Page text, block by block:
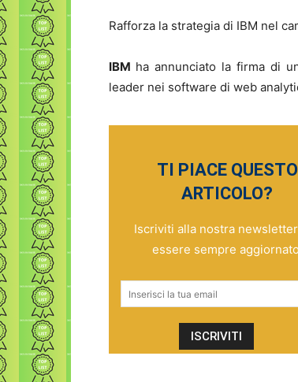
Rafforza la strategia di IBM nel
IBM ha annunciato la firma di
leader nei software di web
TI PIACE QUESTO
ARTICOLO?
Iscriviti alla nostra
essere sempre